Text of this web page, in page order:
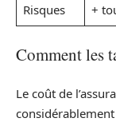
Risques
+
Comment les
Le coût de